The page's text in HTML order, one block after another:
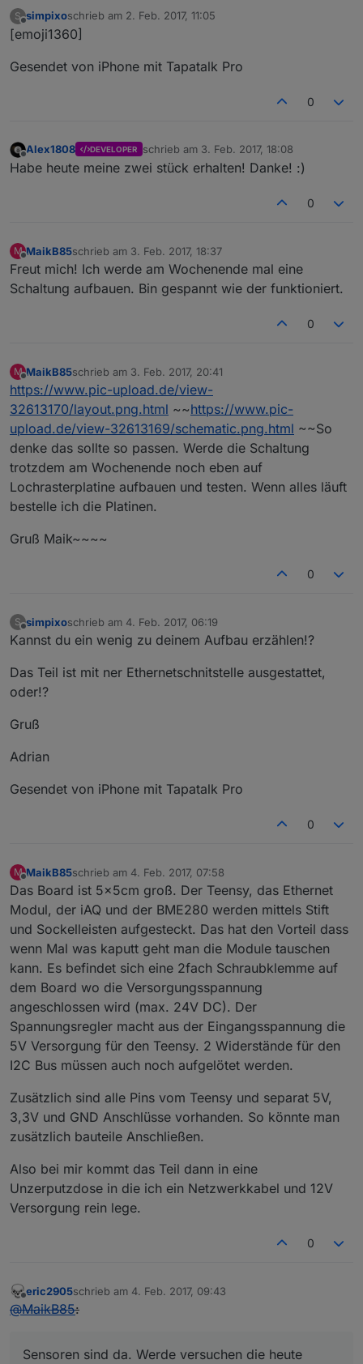
S
Offline
simpixoschrieb am 2. Feb. 2017, 11:05
zuletzt editiert von
[emoji1360]
Gesendet von iPhone mit Tapatalk Pro
0
Offline
Alex1808 DEVELOPER schrieb am 3. Feb. 2017, 18:08
zuletzt editiert von
Habe heute meine zwei stück erhalten! Danke! :)
0
M
Offline
MaikB85schrieb am 3. Feb. 2017, 18:37
zuletzt editiert von
Freut mich! Ich werde am Wochenende mal eine
Schaltung aufbauen. Bin gespannt wie der funktioniert.
0
M
Offline
MaikB85schrieb am 3. Feb. 2017, 20:41
zuletzt editiert von
https://www.pic-upload.de/view-
32613170/layout.png.html ~~https://www.pic-
upload.de/view-32613169/schematic.png.html ~~So
denke das sollte so passen. Werde die Schaltung
trotzdem am Wochenende noch eben auf
Lochrasterplatine aufbauen und testen. Wenn alles läuft
bestelle ich die Platinen.
Gruß Maik~~~~
0
S
Offline
simpixoschrieb am 4. Feb. 2017, 06:19
zuletzt editiert von
Kannst du ein wenig zu deinem Aufbau erzählen!?
Das Teil ist mit ner Ethernetschnitstelle ausgestattet,
oder!?
Gruß
Adrian
Gesendet von iPhone mit Tapatalk Pro
0
M
Offline
MaikB85schrieb am 4. Feb. 2017, 07:58
zuletzt editiert von
Das Board ist 5x5cm groß. Der Teensy, das Ethernet
Modul, der iAQ und der BME280 werden mittels Stift
und Sockelleisten aufgesteckt. Das hat den Vorteil dass
wenn Mal was kaputt geht man die Module tauschen
kann. Es befindet sich eine 2fach Schraubklemme auf
dem Board wo die Versorgungsspannung
angeschlossen wird (max. 24V DC). Der
Spannungsregler macht aus der Eingangsspannung die
5V Versorgung für den Teensy. 2 Widerstände für den
I2C Bus müssen auch noch aufgelötet werden.
Zusätzlich sind alle Pins vom Teensy und separat 5V,
3,3V und GND Anschlüsse vorhanden. So könnte man
zusätzlich bauteile Anschließen.
Also bei mir kommt das Teil dann in eine
Unzerputzdose in die ich ein Netzwerkkabel und 12V
Versorgung rein lege.
0
Offline
eric2905schrieb am 4. Feb. 2017, 09:43
zuletzt editiert von
@MaikB85:
Sensoren sind da. Werde versuchen die heute